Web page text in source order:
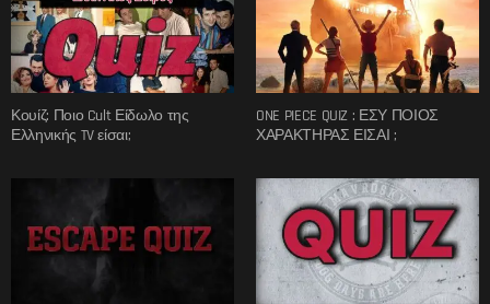
Κουίζ: Ποιο Cult Είδωλο της
Ελληνικής TV είσαι;
ONE PIECE QUIZ : ΕΣΥ ΠΟΙΟΣ
ΧΑΡΑΚΤΗΡΑΣ ΕΙΣΑΙ ;